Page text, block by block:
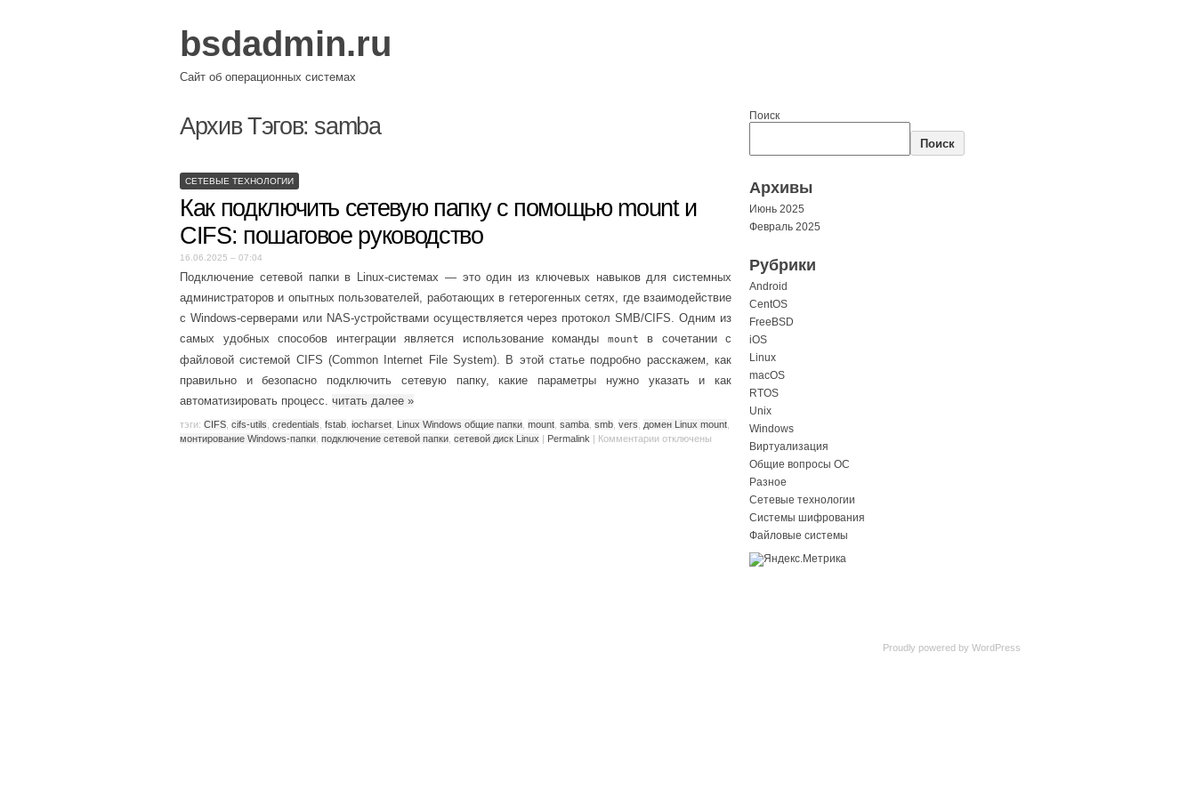
bsdadmin.ru
Сайт об операционных системах
Архив Тэгов: samba
СЕТЕВЫЕ ТЕХНОЛОГИИ
Как подключить сетевую папку с помощью mount и
CIFS: пошаговое руководство
16.06.2025 – 07:04
Подключение сетевой папки в Linux-системах — это один из ключевых навыков для системных
администраторов и опытных пользователей, работающих в гетерогенных сетях, где взаимодействие
с Windows-серверами или NAS-устройствами осуществляется через протокол SMB/CIFS. Одним из
самых удобных способов интеграции является использование команды
mount
в сочетании с
файловой системой CIFS (Common Internet File System). В этой статье подробно расскажем, как
правильно и безопасно подключить сетевую папку, какие параметры нужно указать и как
автоматизировать процесс. читать далее »
тэги: CIFS cifs-utils credentials fstab iocharset Linux Windows общие папки mount samba smb vers домен Linux mount
монтирование Windows-папки подключение сетевой папки сетевой диск Linux | Permalink | Комментарии отключены
Поиск
Поиск
Архивы
Июнь 2025
Февраль 2025
Рубрики
Android
CentOS
FreeBSD
iOS
Linux
macOS
RTOS
Unix
Windows
Виртуализация
Общие вопросы ОС
Разное
Сетевые технологии
Системы шифрования
Файловые системы
Proudly powered by WordPress